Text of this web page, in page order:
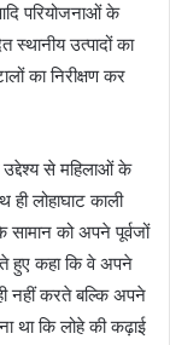
परियोजनाओं के
स्थानीय उत्पादों का
का निरीक्षण कर
उद्देश्य से महिलाओं के
लोहाघाट काली
को अपने पूर्वजों
हुए कहा कि वे अपने
नहीं करते बल्कि अपने
था कि लोहे की कढ़ाई